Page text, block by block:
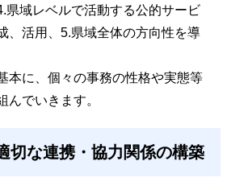
県域レベルで活動する公的サービ
、活用、5.県域全体の方向性を導
本に、個々の事務の性格や実態等
んでいきます。
切な連携・協力関係の構築